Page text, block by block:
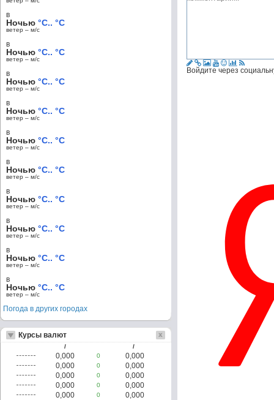
Войдите через
в
Ночью °C.. °C
ветер – м/c
в
Ночью °C.. °C
ветер – м/c
в
Ночью °C.. °C
ветер – м/c
в
Ночью °C.. °C
ветер – м/c
в
Ночью °C.. °C
ветер – м/c
в
Ночью °C.. °C
ветер – м/c
в
Ночью °C.. °C
ветер – м/c
в
Ночью °C.. °C
ветер – м/c
в
Ночью °C.. °C
ветер – м/c
в
Ночью °C.. °C
ветер – м/c
Погода в других городах
Курсы валют
/ /
0,000 0
0,000
0,000
0
0,000
0,000
0
0,000
0,000
0
0,000
0,000
0
0,000